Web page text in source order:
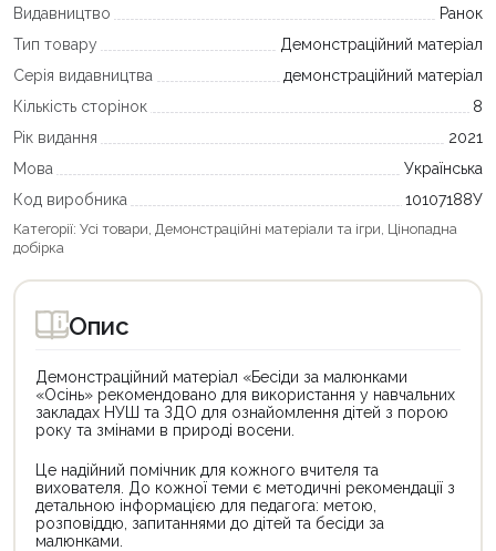
Видавництво
Ранок
Тип товару
Демонстраційний матеріал
Серія видавництва
демонстраційний матеріал
Кількість сторінок
8
Рік видання
2021
Мова
Українська
Код виробника
10107188У
Категорії: Усі товари Демонстраційні матеріали та ігри Цінопадна
добірка
Опис
Демонстраційний матеріал «Бесіди за малюнками
«Осінь» рекомендовано для використання у навчальних
закладах НУШ та ЗДО для ознайомлення дітей з порою
року та змінами в природі восени.
Це надійний помічник для кожного вчителя та
вихователя. До кожної теми є методичні рекомендації з
детальною інформацією для педагога: метою,
розповіддю, запитаннями до дітей та бесіди за
малюнками.